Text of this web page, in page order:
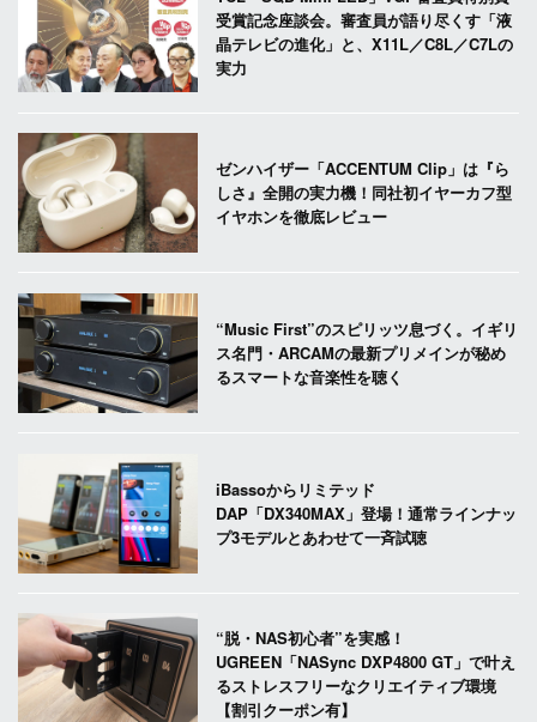
受賞記念座談会。審査員が語り尽くす「液
晶テレビの進化」と、X11L／C8L／C7Lの
実力
ゼンハイザー「ACCENTUM Clip」は『ら
しさ』全開の実力機！同社初イヤーカフ型
イヤホンを徹底レビュー
“Music First”のスピリッツ息づく。イギリ
ス名門・ARCAMの最新プリメインが秘め
るスマートな音楽性を聴く
iBassoからリミテッド
DAP「DX340MAX」登場！通常ラインナッ
プ3モデルとあわせて一斉試聴
“脱・NAS初心者”を実感！
UGREEN「NASync DXP4800 GT」で叶え
るストレスフリーなクリエイティブ環境
【割引クーポン有】